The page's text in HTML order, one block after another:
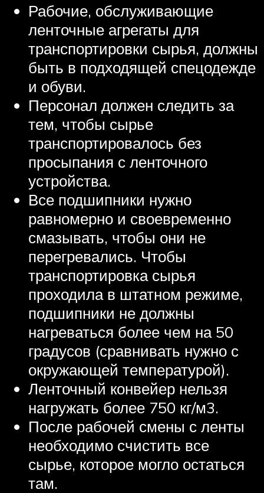
Рабочие, обслуживающие
ленточные агрегаты для
транспортировки сырья, должны
быть в подходящей спецодежде
и обуви.
Персонал должен следить за
тем, чтобы сырье
транспортировалось без
просыпания с ленточного
устройства.
Все подшипники нужно
равномерно и своевременно
смазывать, чтобы они не
перегревались. Чтобы
транспортировка сырья
проходила в штатном режиме,
подшипники не должны
нагреваться более чем на 50
градусов (сравнивать нужно с
окружающей температурой).
Ленточный конвейер нельзя
нагружать более 750 кг/м3.
После рабочей смены с ленты
необходимо счистить все
сырье, которое могло остаться
там.